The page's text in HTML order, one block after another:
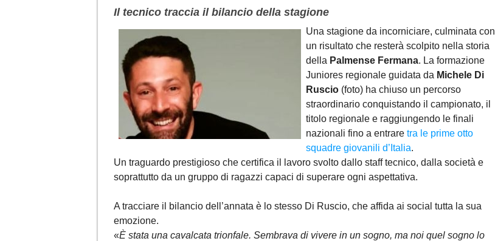
Il tecnico traccia il bilancio della stagione
Una stagione da incorniciare, culminata con
un risultato che resterà scolpito nella storia
della Palmense Fermana. La formazione
Juniores regionale guidata da Michele Di
Ruscio (foto) ha chiuso un percorso
straordinario conquistando il campionato, il
titolo regionale e raggiungendo le finali
nazionali fino a entrare tra le prime otto
squadre giovanili d’Italia.
Un traguardo prestigioso che certifica il lavoro svolto dallo staff tecnico, dalla società e
soprattutto da un gruppo di ragazzi capaci di superare ogni aspettativa.
A tracciare il bilancio dell’annata è lo stesso Di Ruscio, che affida ai social tutta la sua
emozione.
«È stata una cavalcata trionfale. Sembrava di vivere in un sogno, ma noi quel sogno lo